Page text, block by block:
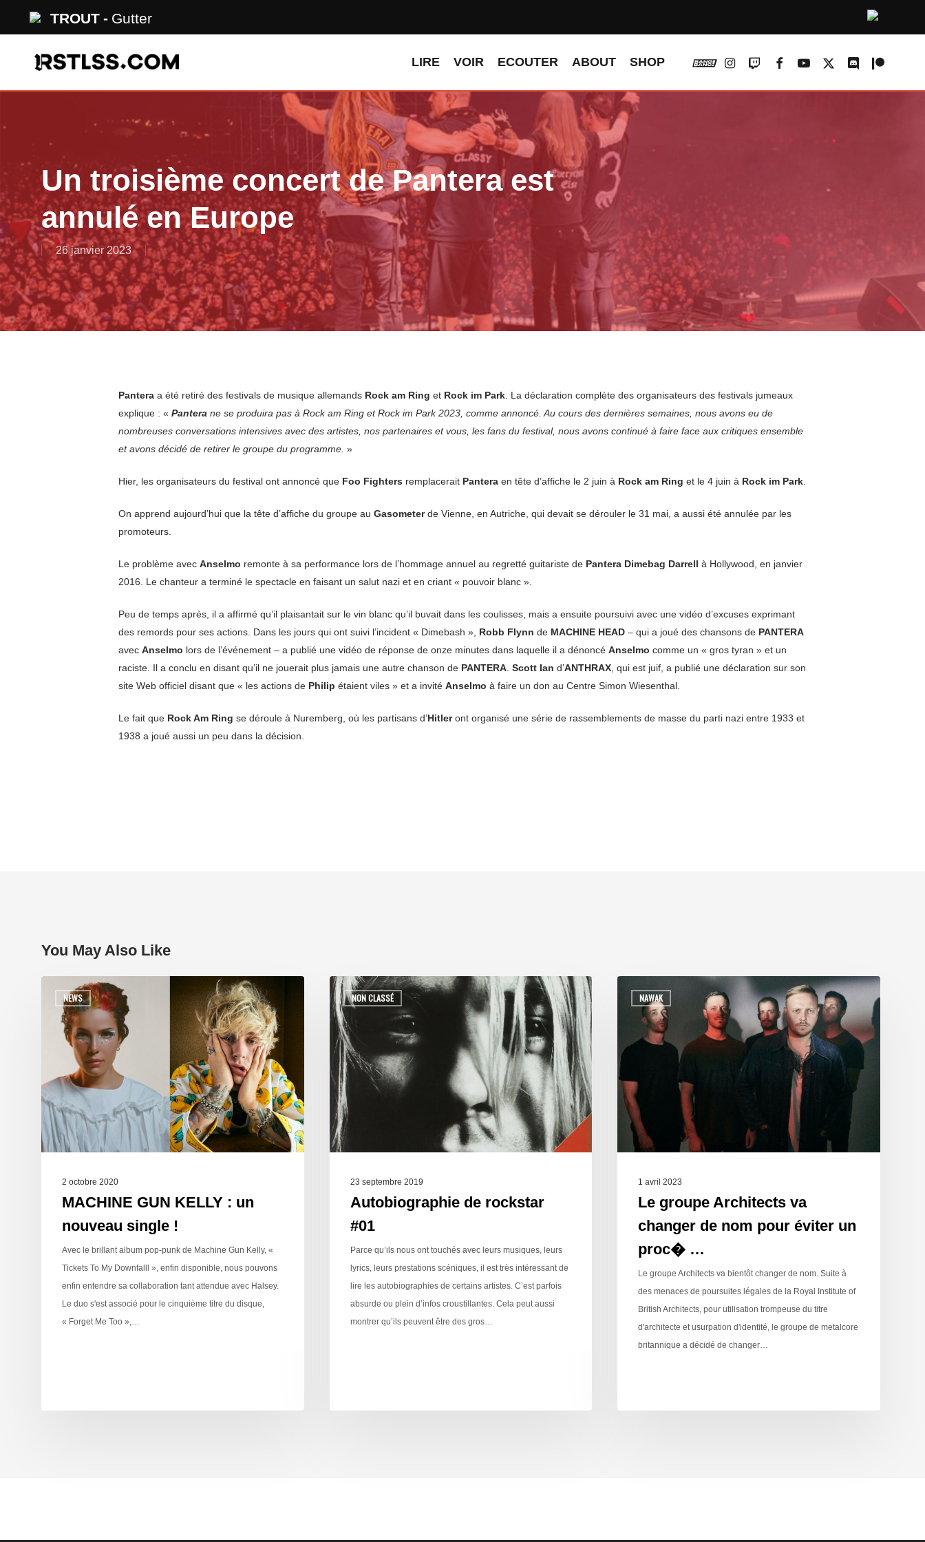
TROUT Gutter
LIRE VOIR ECOUTER ABOUT SHOP vk instagram
twitchfacebookyoutube
x-
discordpatreon
Un troisième concert de Pantera est
annulé en Europe
26 janvier 2023
Pantera a été retiré des festivals de musique allemands Rock am Ring et Rock im Park . La déclaration complète des organisateurs des festivals jumeaux
explique : « Pantera ne se produira pas à Rock am Ring et Rock im Park 2023, comme annoncé. Au cours des dernières semaines, nous avons eu de
nombreuses conversations intensives avec des artistes, nos partenaires et vous, les fans du festival, nous avons continué à faire face aux critiques ensemble
et avons décidé de retirer le groupe du programme. »
Hier, les organisateurs du festival ont annoncé que Foo Fighters remplacerait Pantera en tête d’affiche le 2 juin à Rock am Ring et le 4 juin à Rock im Park
On apprend aujourd’hui que la tête d’affiche du groupe au Gasometerde Vienne, en Autriche, qui devait se dérouler le 31 mai, a aussi été annulée par les
promoteurs.
Le problème avec Anselmo remonte à sa performance lors de l’hommage annuel au regretté guitariste de Pantera Dimebag Darrell à Hollywood, en janvier
2016. Le chanteur a terminé le spectacle en faisant un salut nazi et en criant « pouvoir blanc ».
Peu de temps après, il a affirmé qu’il plaisantait sur le vin blanc qu’il buvait dans les coulisses, mais a ensuite poursuivi avec une vidéo d’excuses exprimant
des remords pour ses actions. Dans les jours qui ont suivi l’incident « Dimebash », Robb Flynn de MACHINE HEAD – qui a joué des chansons de PANTERA
avec Anselmo lors de l’événement – a publié une vidéo de réponse de onze minutes dans laquelle il a dénoncé Anselmo comme un « gros tyran » et un
raciste. Il a conclu en disant qu’il ne jouerait plus jamais une autre chanson de PANTERA Scott Ian d’ANTHRAX , qui est juif, a publié une déclaration sur son
site Web officiel disant que « les actions de Philip étaient viles » et a invité Anselmo à faire un don au Centre Simon Wiesenthal.
Le fait que Rock Am Ring se déroule à Nuremberg, où les partisans d’Hitleront organisé une série de rassemblements de masse du parti nazi entre 1933 et
1938 a joué aussi un peu dans la décision.
You May Also Like
NEWS
2 octobre 2020
MACHINE GUN KELLY : un
nouveau single !
Avec le brillant album pop-punk de Machine Gun Kelly, «
Tickets To My Downfalll », enfin disponible, nous pouvons
enfin entendre sa collaboration tant attendue avec Halsey.
Le duo s'est associé pour le cinquième titre du disque,
« Forget Me Too »,…
NON CLASSÉ
23 septembre 2019
Autobiographie de rockstar
#01
Parce qu’ils nous ont touchés avec leurs musiques, leurs
lyrics, leurs prestations scéniques, il est très intéressant de
lire les autobiographies de certains artistes. C’est parfois
absurde ou plein d’infos croustillantes. Cela peut aussi
montrer qu’ils peuvent être des gros…
NAWAK
1 avril 2023
Le groupe Architects va
changer de nom pour éviter un
proc� …
Le groupe Architects va bientôt changer de nom. Suite à
des menaces de poursuites légales de la Royal Institute of
British Architects, pour utilisation trompeuse du titre
d'architecte et usurpation d'identité, le groupe de metalcore
britannique a décidé de changer…